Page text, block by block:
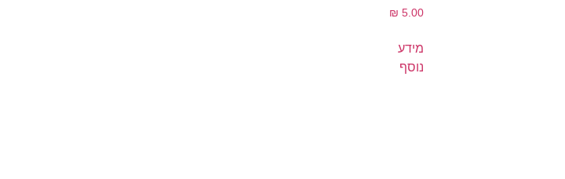
₪ 5.00
מידע
נוסף